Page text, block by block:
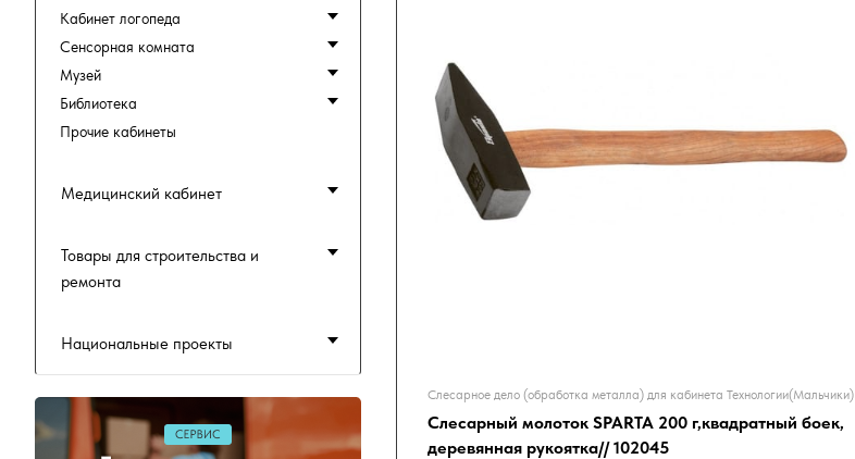
Слесарное дело (обработка металла) для кабинета Технологии(Мальчики)
Слесарный молоток SPARTA 200 г,квадратный боек,
деревянная рукоятка// 102045
Кабинет логопеда
Сенсорная комната
Музей
Библиотека
Прочие кабинеты
Медицинский кабинет
Товары для строительства и
ремонта
Национальные проекты